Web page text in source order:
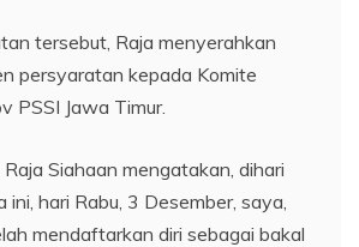
tersebut, Raja menyerahkan
persyaratan kepada Komite
PSSI Jawa Timur.
Siahaan mengatakan, dihari
hari Rabu, 3 Desember, saya,
mendaftarkan diri sebagai bakal